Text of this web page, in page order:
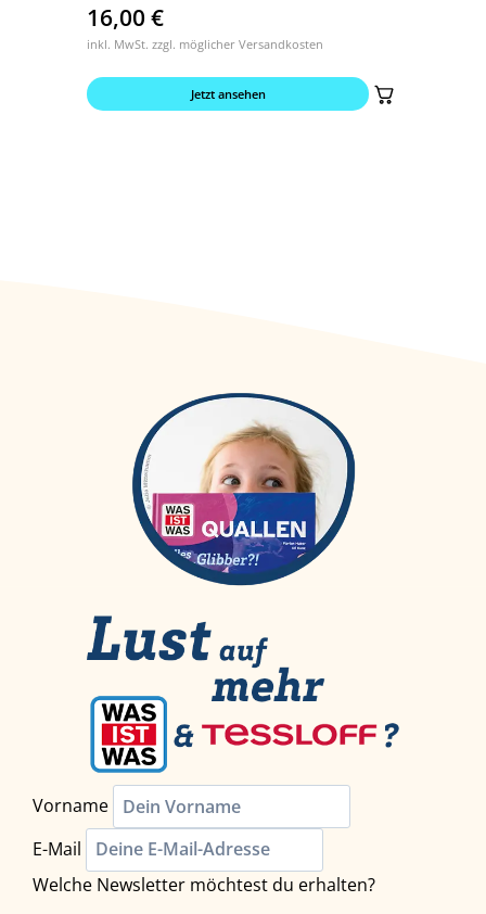
16,00 €
inkl. MwSt. zzgl. möglicher Versandkosten
Jetzt ansehen
Vorname
E-Mail
Welche Newsletter möchtest du erhalten?